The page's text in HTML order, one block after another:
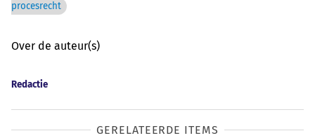
procesrecht
Over de auteur(s)
Redactie
GERELATEERDE ITEMS